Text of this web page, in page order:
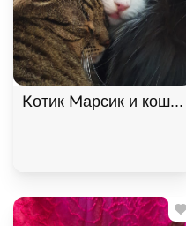
Котик Марсик и